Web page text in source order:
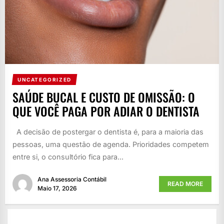
UNCATEGORIZED
SAÚDE BUCAL E CUSTO DE OMISSÃO: O
QUE VOCÊ PAGA POR ADIAR O DENTISTA
A decisão de postergar o dentista é, para a maioria das
pessoas, uma questão de agenda. Prioridades competem
entre si, o consultório fica para...
Ana Assessoria Contábil
Maio 17, 2026
READ MORE